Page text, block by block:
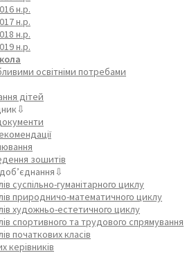
н.р.
н.р.
н.р.
н.р.
освітніми потребами
дітей
зошитів
суспільно-гуманітарного циклу
природничо-математичного циклу
художньо-естетичного циклу
спортивного та трудового спрямування
початкових класів
керівників